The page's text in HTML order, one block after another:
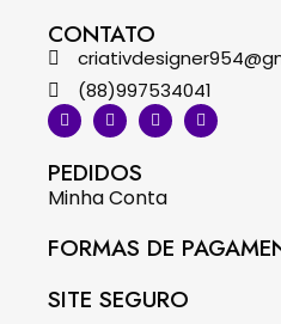
CONTATO
(88)997534041
PEDIDOS
Minha Conta
FORMAS DE
SITE SEGURO